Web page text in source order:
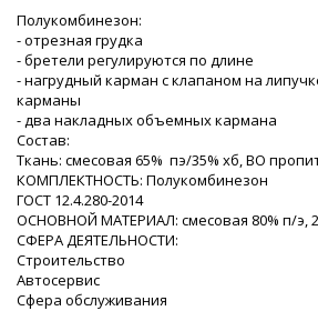
Полукомбинезон:
- отрезная грудка
- бретели регулируются по длине
- нагрудный карман с клапаном на
карманы
- два накладных объемных кармана
Состав:
Ткань: смесовая 65% пэ/35% хб, ВО
КОМПЛЕКТНОСТЬ: Полукомбинезон
ГОСТ 12.4.280-2014
ОСНОВНОЙ МАТЕРИАЛ: смесовая 80% п/э,
СФЕРА ДЕЯТЕЛЬНОСТИ:
Строительство
Автосервис
Сфера обслуживания